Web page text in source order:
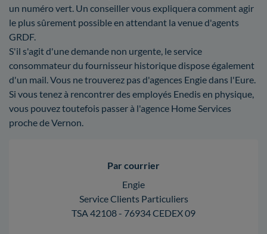
un numéro vert. Un conseiller vous expliquera comment agir
le plus sûrement possible en attendant la venue d'agents
GRDF.
S'il s'agit d'une demande non urgente, le service
consommateur du fournisseur historique dispose également
d'un mail. Vous ne trouverez pas d'agences Engie dans l'Eure.
Si vous tenez à rencontrer des employés Enedis en physique,
vous pouvez toutefois passer à l'agence Home Services
proche de Vernon.
Par courrier
Engie
Service Clients Particuliers
TSA 42108 - 76934 CEDEX 09